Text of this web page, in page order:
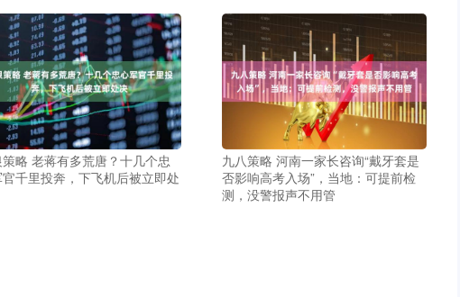
略 老蒋有多荒唐？十几个忠
千里投奔，下飞机后被立即处
九八策略 河南一家长咨询“戴牙套是
否影响高考入场”，当地：可提前检
测，没警报声不用管